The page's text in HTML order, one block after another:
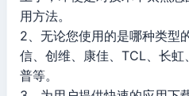
用方法。
2、无论您使用的是哪种类型
信、创维、康佳、TCL、长
普等。